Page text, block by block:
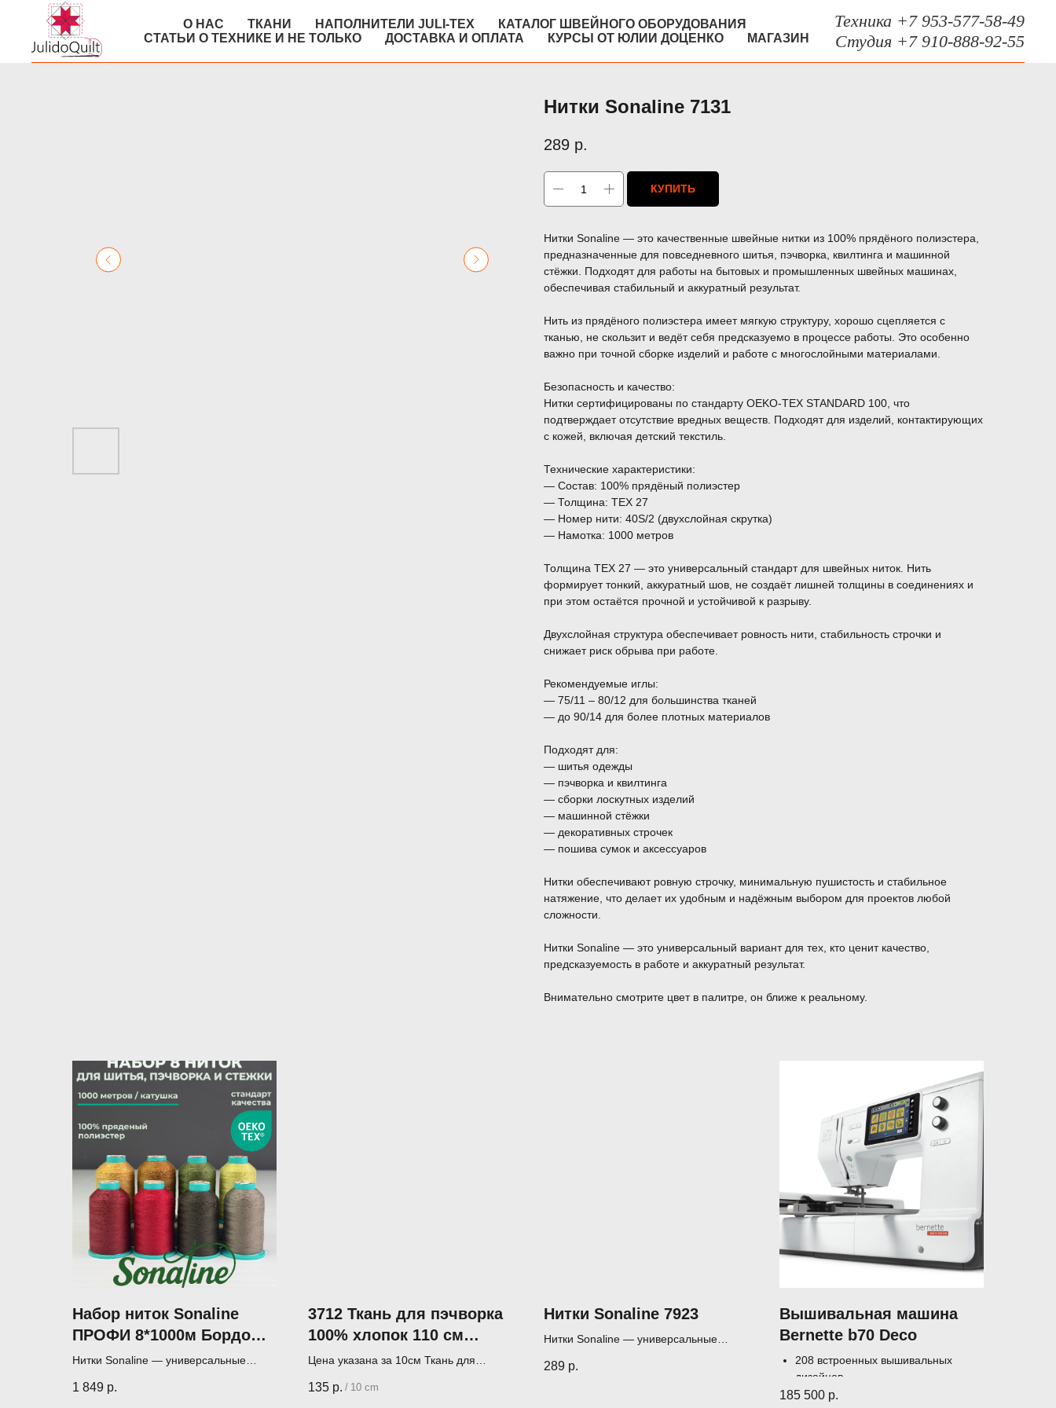
О НАС ТКАНИ НАПОЛНИТЕЛИ JULI-TEX
КАТАЛОГ ШВЕЙНОГО ОБОРУДОВАНИЯ
СТАТЬИ О ТЕХНИКЕ И НЕ ТОЛЬКО
ДОСТАВКА И ОПЛАТА КУРСЫ ОТ ЮЛИИ ДОЦЕНКО МАГАЗИН
Техника +7 953-577-58-49
Студия +7 910-888-92-55
Нитки Sonaline 7131
289 р.
КУПИТЬ
Нитки Sonaline — это качественные швейные нитки из 100% прядёного полиэстера,
предназначенные для повседневного шитья, пэчворка, квилтинга и машинной
стёжки. Подходят для работы на бытовых и промышленных швейных машинах,
обеспечивая стабильный и аккуратный результат.
Нить из прядёного полиэстера имеет мягкую структуру, хорошо сцепляется с
тканью, не скользит и ведёт себя предсказуемо в процессе работы. Это особенно
важно при точной сборке изделий и работе с многослойными материалами.
Безопасность и качество:
Нитки сертифицированы по стандарту OEKO-TEX STANDARD 100, что
подтверждает отсутствие вредных веществ. Подходят для изделий, контактирующих
с кожей, включая детский текстиль.
Технические характеристики:
— Состав: 100% прядёный полиэстер
— Толщина: TEX 27
— Номер нити: 40S/2 (двухслойная скрутка)
— Намотка: 1000 метров
Толщина TEX 27 — это универсальный стандарт для швейных ниток. Нить
формирует тонкий, аккуратный шов, не создаёт лишней толщины в соединениях и
при этом остаётся прочной и устойчивой к разрыву.
Двухслойная структура обеспечивает ровность нити, стабильность строчки и
снижает риск обрыва при работе.
Рекомендуемые иглы:
— 75/11 – 80/12 для большинства тканей
— до 90/14 для более плотных материалов
Подходят для:
— шитья одежды
— пэчворка и квилтинга
— сборки лоскутных изделий
— машинной стёжки
— декоративных строчек
— пошива сумок и аксессуаров
Нитки обеспечивают ровную строчку, минимальную пушистость и стабильное
натяжение, что делает их удобным и надёжным выбором для проектов любой
сложности.
Нитки Sonaline — это универсальный вариант для тех, кто ценит качество,
предсказуемость в работе и аккуратный результат.
Внимательно смотрите цвет в палитре, он ближе к реальному.
Набор ниток Sonaline
ПРОФИ 8*1000м Бордо
STN012
Нитки Sonaline — универсальные
(1000 м)
1 849 р.
3712 Ткань для пэчворка
100% хлопок 110 см
JulidoQuilt коллекция
Цена указана за 10см Ткань для
Производитель - JulidoQuilt (Россия)
135 р. / 10 cm
Нитки Sonaline 7923
Нитки Sonaline — универсальные
(1000 м)
289 р.
Вышивальная машина
Bernette b70 Deco
208 встроенных вышивальных
дизайнов
Максимальный размер вышивки
185 500 р.